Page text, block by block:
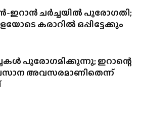
ഇറാൻ ചർച്ചയിൽ പുരോഗതി;
കരാറിൽ ഒപ്പിട്ടേക്കും
പുരോഗമിക്കുന്നു; ഇറാന്റെ
അവസരമാണിതെന്ന്